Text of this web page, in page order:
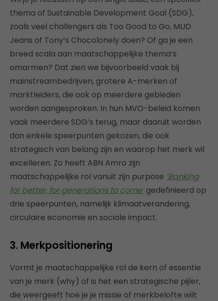
thema of Sustainable Development Goal (SDG),
zoals veel challengers als Too Good to Go, MUD
Jeans of Tony’s Chocolonely doen? Of ga je een
breed scala aan maatschappelijke thema’s
omarmen? Dat zien we bijvoorbeeld vaak bij
mainstreambedrijven, grotere A-merken of
marktleiders, die ook op meerdere gebieden
worden aangesproken. In hun MVO-beleid komen
vaak meerdere SDG’s terug, maar daaruit worden
dan enkele speerpunten gekozen, die ook
strategisch van belang zijn en waarop het merk wil
excelleren. Zo heeft ABN Amro zijn
maatschappelijke rol vanuit zijn purpose ‘Banking
for better, for generations to come’ gedefinieerd op
drie speerpunten, namelijk klimaatverandering,
circulaire economie en sociale impact.
3. Merkpositionering
Vormt je maatschappelijke rol de kern of essentie
van je merk (why) of is het een strategische pijler,
die weergeeft hoe je je missie of merkbelofte wilt